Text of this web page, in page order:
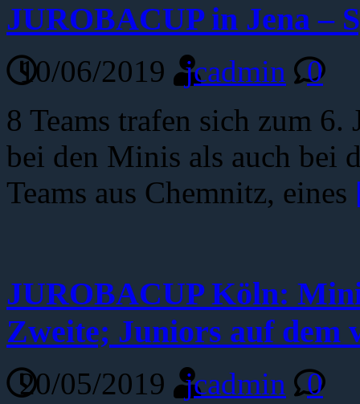
JUROBACUP in Jena –
10/06/2019 jcadmin
0
8 Teams trafen sich zum
bei den Minis als auch bei
Teams aus Chemnitz, eines
JUROBACUP Köln:
Zweite; Juniors auf dem
20/05/2019 jcadmin
0